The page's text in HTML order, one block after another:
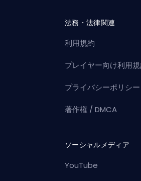
法務・法律関連
利用規約
プレイヤー向け利用規
プライバシーポリシー
著作権 / DMCA
ソーシャルメディア
YouTube